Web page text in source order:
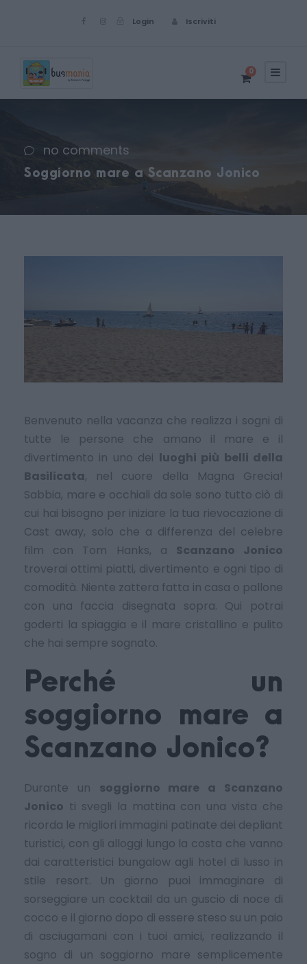
Login Iscriviti
0
no comments
Soggiorno mare a Scanzano Jonico
Benvenuto nella vacanza che realizza i sogni di
tutte le persone che amano il mare e il
divertimento in uno dei luoghi più belli della
Basilicata, nel cuore della Magna Grecia!
Sabbia, mare e occhiali da sole sono tutto ciò di
cui hai bisogno per iniziare la tua rievocazione di
Cast away, solo che a differenza del celebre
film con Tom Hanks, a Scanzano Jonico
troverai ottimi piatti, divertimento e ogni tipo di
comodità. Niente zattera fatta in casa o pallone
con una faccia disegnata sopra. Qui potrai
goderti la spiaggia e il mare cristallino e pulito
che hai sempre sognato.
Perché un
soggiorno mare a
Scanzano Jonico?
Durante un soggiorno mare a Scanzano
Jonico ti svegli la mattina con una vista che
ricorda le migliori immagini patinate dei depliant
turistici, con gli alloggi lungo la costa che vanno
dai caratteristici bungalow agli hotel di lusso in
stile resort. Un giorno puoi immaginare di
sorseggiare un cocktail da un guscio di noce di
cocco e il giorno dopo di essere steso su un paio
di asciugamani con i tuoi amici, realizzando il
sogno di un soggiorno mare semplicemente